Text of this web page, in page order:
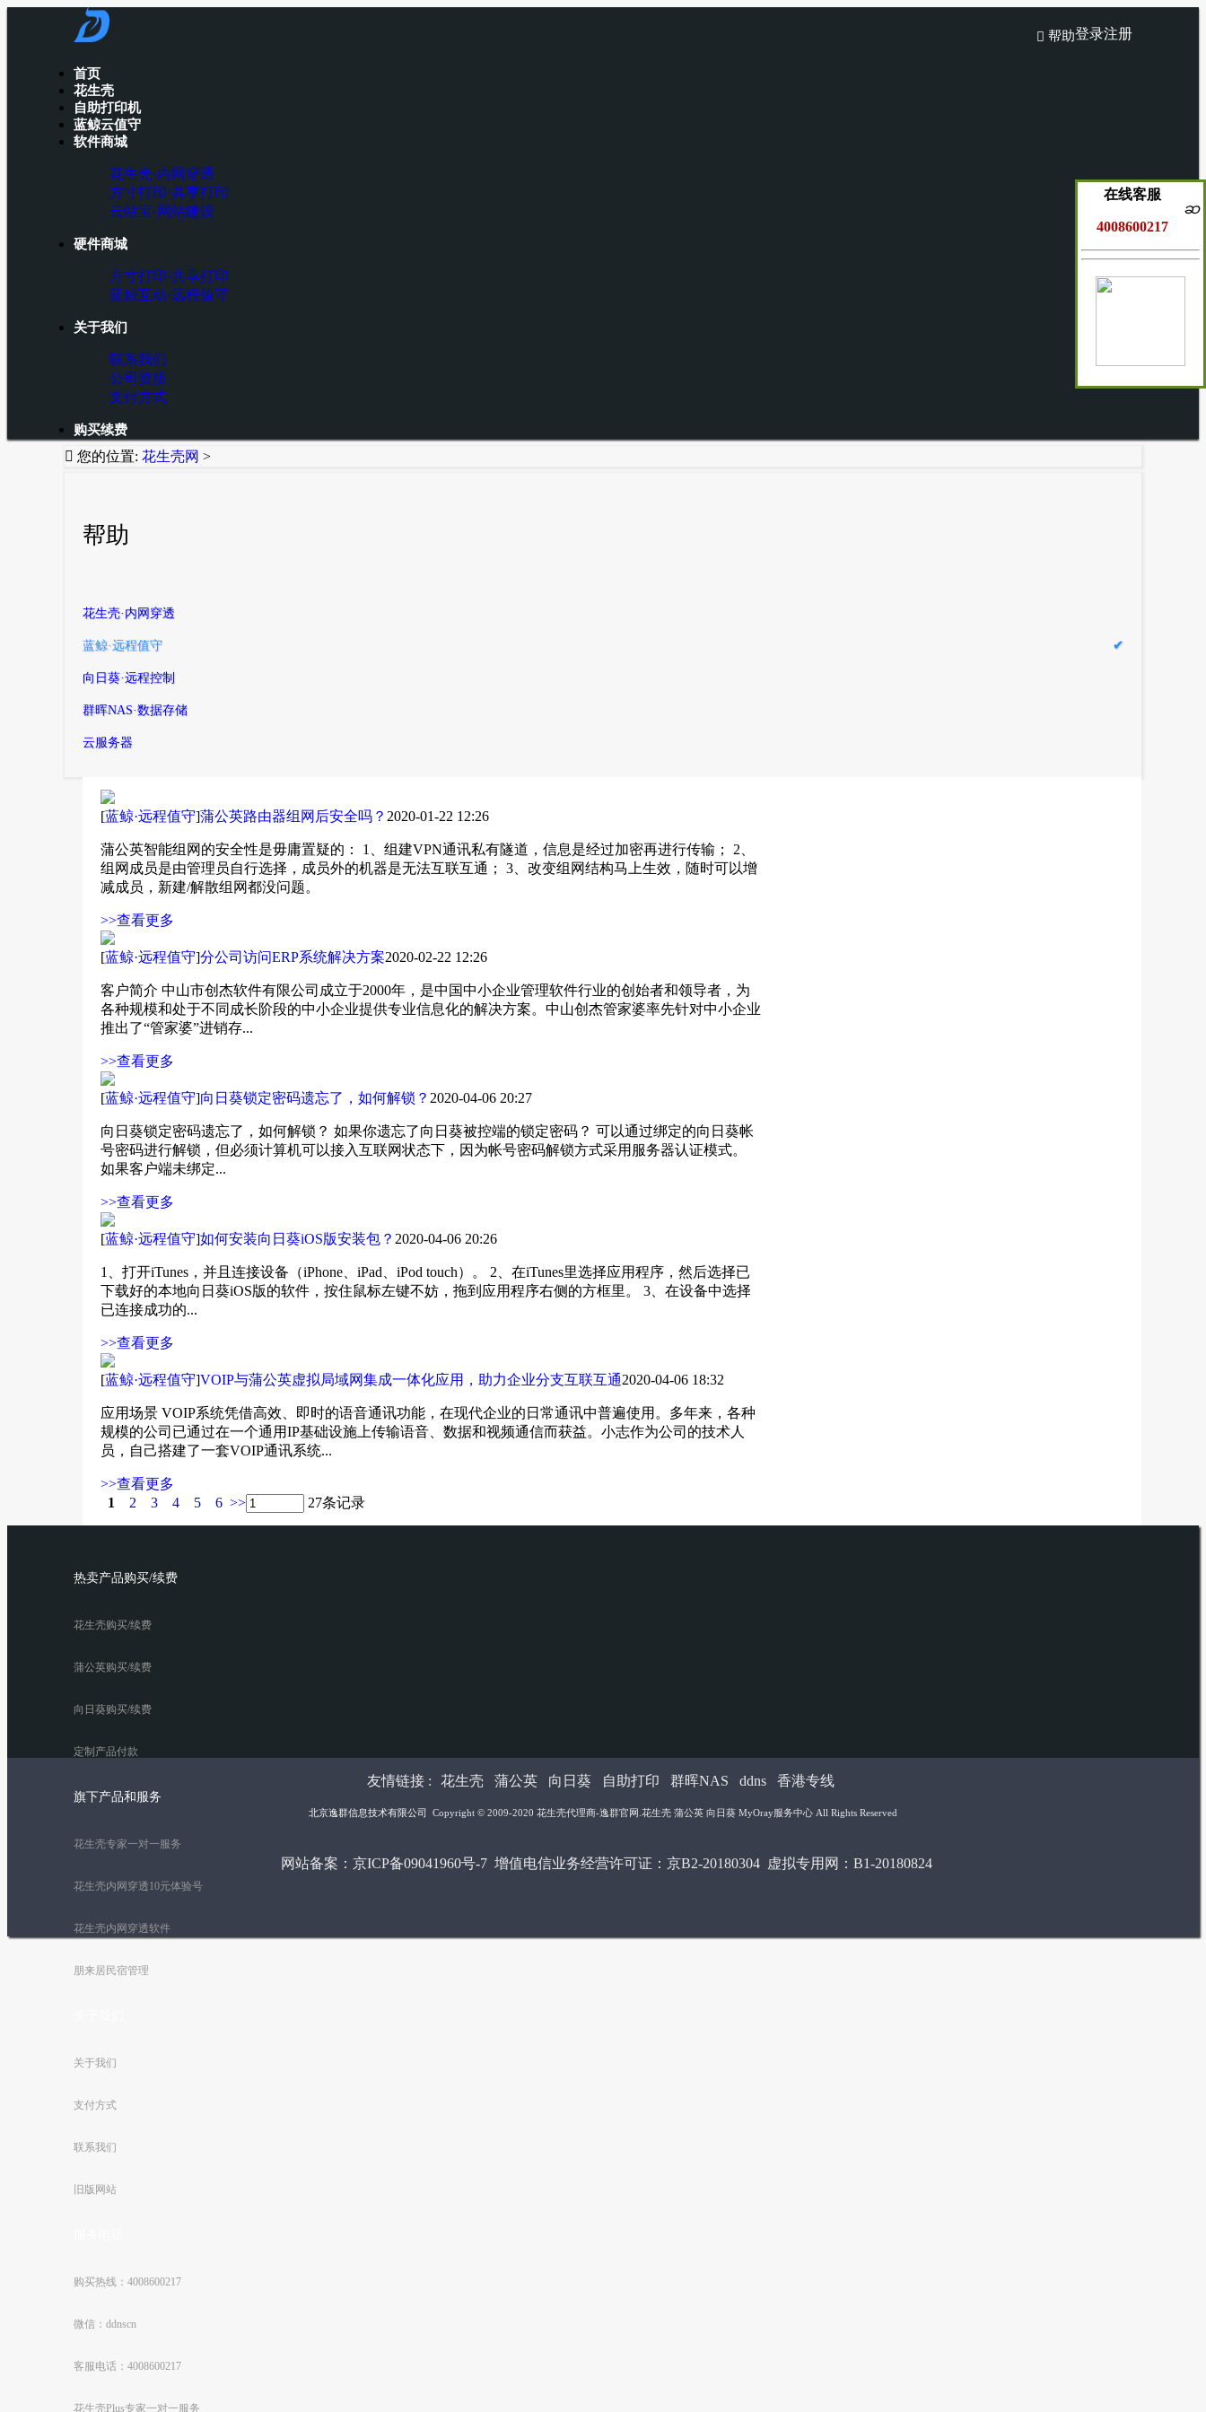
首页
花生壳
自助打印机
蓝鲸云值守
软件商城
花生壳·内网穿透
方寸打印·共享打印
云站宝·网站建设
硬件商城
方寸打印·共享打印
蓝鲸互动·远程值守
关于我们
联系我们
公司资质
支付方式
购买续费
 帮助登录注册
 您的位置: 花生壳网 >
帮助
花生壳·内网穿透
蓝鲸·远程值守
向日葵·远程控制
群晖NAS·数据存储
云服务器
[蓝鲸·远程值守]蒲公英路由器组网后安全吗？ 2020-01-22 12:26
蒲公英智能组网的安全性是毋庸置疑的： 1、组建VPN通讯私有隧道，信息是经过加密再进行传输； 2、
组网成员是由管理员自行选择，成员外的机器是无法互联互通； 3、改变组网结构马上生效，随时可以增
减成员，新建/解散组网都没问题。
>>查看更多
[蓝鲸·远程值守]分公司访问ERP系统解决方案2020-02-22 12:26
客户简介 中山市创杰软件有限公司成立于2000年，是中国中小企业管理软件行业的创始者和领导者，为
各种规模和处于不同成长阶段的中小企业提供专业信息化的解决方案。中山创杰管家婆率先针对中小企业
推出了“管家婆”进销存...
>>查看更多
[蓝鲸·远程值守]向日葵锁定密码遗忘了，如何解锁？ 2020-04-06 20:27
向日葵锁定密码遗忘了，如何解锁？ 如果你遗忘了向日葵被控端的锁定密码？ 可以通过绑定的向日葵帐
号密码进行解锁，但必须计算机可以接入互联网状态下，因为帐号密码解锁方式采用服务器认证模式。
如果客户端未绑定...
>>查看更多
[蓝鲸·远程值守]如何安装向日葵iOS版安装包？ 2020-04-06 20:26
1、打开iTunes，并且连接设备（iPhone、iPad、iPod touch）。 2、在iTunes里选择应用程序，然后选择已
下载好的本地向日葵iOS版的软件，按住鼠标左键不妨，拖到应用程序右侧的方框里。 3、在设备中选择
已连接成功的...
>>查看更多
[蓝鲸·远程值守]VOIP与蒲公英虚拟局域网集成一体化应用，助力企业分支互联互通2020-04-06 18:32
应用场景 VOIP系统凭借高效、即时的语音通讯功能，在现代企业的日常通讯中普遍使用。多年来，各种
规模的公司已通过在一个通用IP基础设施上传输语音、数据和视频通信而获益。小志作为公司的技术人
员，自己搭建了一套VOIP通讯系统...
>>查看更多
1
2 3 4 5 6 >> 27条记录
热卖产品购买/续费
花生壳购买/续费
蒲公英购买/续费
向日葵购买/续费
定制产品付款
旗下产品和服务
花生壳专家一对一服务
花生壳内网穿透10元体验号
花生壳内网穿透软件
朋来居民宿管理
关于我们
支付方式
联系我们
旧版网站
购买热线：4008600217
微信：ddnscn
客服电话：4008600217
花生壳Plus专家一对一服务
友情链接 : 花生壳 蒲公英 向日葵 自助打印 群晖NAS ddns 香港专线
北京逸群信息技术有限公司 Copyright © 2009-2020 花生壳代理商-逸群官网 .花生壳 蒲公英 向日葵 MyOray服务中心 All Rights Reserved
网站备案： 京ICP备09041960号-7 增值电信业务经营许可证：京B2-20180304 虚拟专用网：B1-20180824
在线客服
ဆ
4008600217